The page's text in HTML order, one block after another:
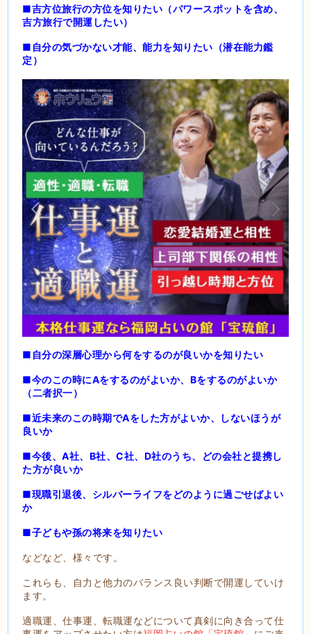
■吉方位旅行の方位を知りたい（パワースポットを含め、
吉方旅行で開運したい）
■自分の気づかない才能、能力を知りたい（潜在能力鑑
定）
■自分の深層心理から何をするのが良いかを知りたい
■今のこの時にAをするのがよいか、Bをするのがよいか
（二者択一）
■近未来のこの時期でAをした方がよいか、しないほうが
良いか
■今後、A社、B社、C社、D社のうち、どの会社と提携し
た方が良いか
■現職引退後、シルバーライフをどのように過ごせばよい
か
■子どもや孫の将来を知りたい
などなど、様々です。
これらも、自力と他力のバランス良い判断で開運していけ
ます。
適職運、仕事運、転職運などについて真剣に向き合って仕